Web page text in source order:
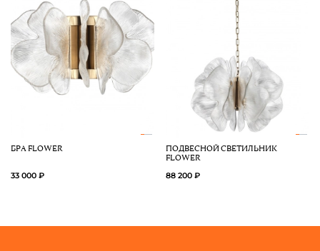
БРА FLOWER
33 000 ₽
ПОДВЕСНОЙ СВЕТИЛЬНИК
FLOWER
88 200 ₽